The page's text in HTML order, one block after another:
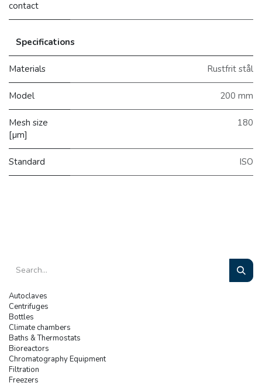
contact
Specifications
Materials Rustfrit stål
Model 200 mm
Mesh size
[µm]
180
Standard ISO
Autoclaves
Centrifuges
Bottles
Climate chambers
Baths & Thermostats
Bioreactors
Chromatography Equipment
Filtration
Freezers